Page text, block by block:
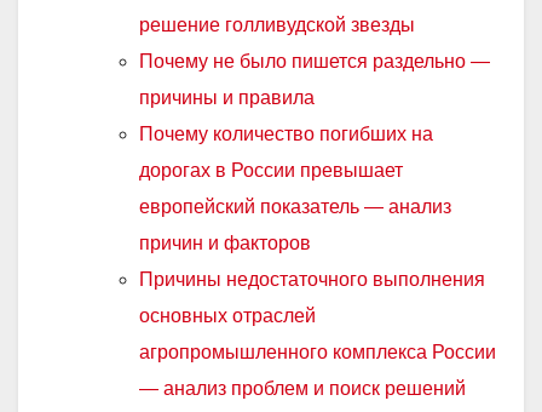
решение голливудской звезды
Почему не было пишется раздельно —
причины и правила
Почему количество погибших на
дорогах в России превышает
европейский показатель — анализ
причин и факторов
Причины недостаточного выполнения
основных отраслей
агропромышленного комплекса России
— анализ проблем и поиск решений